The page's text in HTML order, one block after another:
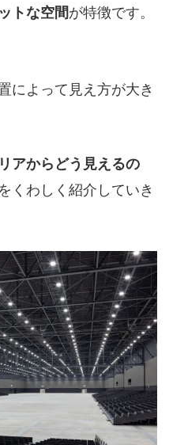
トな空間が特徴です。
によって見え方が大き
アからどう見えるの
くわしく紹介していき